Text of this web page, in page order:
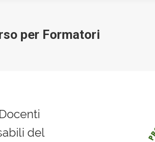
per Formatori
del